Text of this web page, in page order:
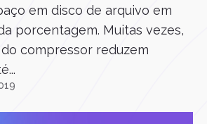
em disco de arquivo em
porcentagem. Muitas vezes,
compressor reduzem